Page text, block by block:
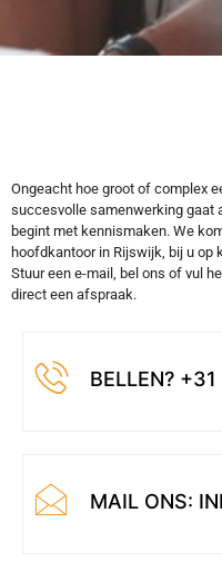
Ongeacht hoe groot of complex
succesvolle samenwerking gaat
begint met kennismaken. We
hoofdkantoor in Rijswijk, bij u op
Stuur een e-mail, bel ons of vul
direct een afspraak.
BELLEN?
MAIL ONS: